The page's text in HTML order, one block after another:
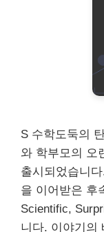
S 수학도둑의
와 학부모의 오
출시되었습니
을 이어받은 후
Scientific,
니다. 이야기의